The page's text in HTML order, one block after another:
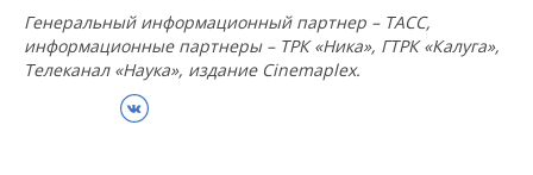
Генеральный информационный партнер – ТАСС,
информационные партнеры – ТРК «Ника», ГТРК «Калуга»,
Телеканал «Наука», издание Cinemaplex.
ВКонтакте